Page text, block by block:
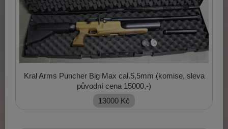
Kral Arms Puncher Big Max cal.5,5mm (komise, sleva
původní cena 15000,-)
13000 Kč